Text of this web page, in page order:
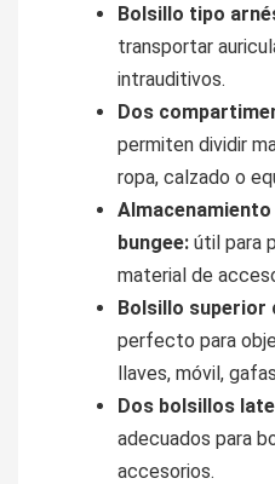
Bolsillo tipo
transportar
intrauditivos.
Dos
permiten dividir
ropa, calzado o
bungee: útil para
material de
Bolsillo superior
perfecto para
llaves, móvil,
Dos bolsillos
adecuados para
accesorios.